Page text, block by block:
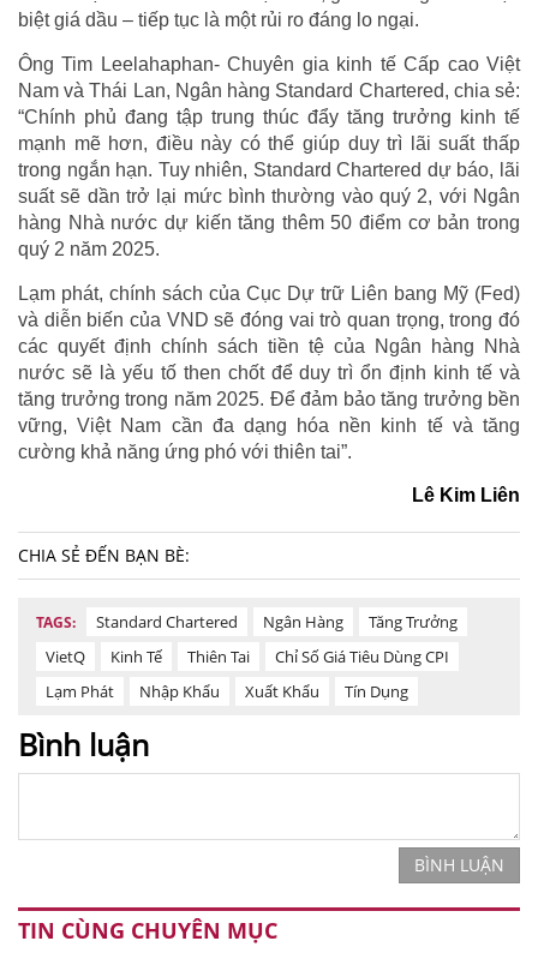
biệt giá dầu – tiếp tục là một rủi ro đáng lo ngại.
Ông Tim Leelahaphan- Chuyên gia kinh tế Cấp cao Việt
Nam và Thái Lan, Ngân hàng Standard Chartered, chia sẻ:
“Chính phủ đang tập trung thúc đẩy tăng trưởng kinh tế
mạnh mẽ hơn, điều này có thể giúp duy trì lãi suất thấp
trong ngắn hạn. Tuy nhiên, Standard Chartered dự báo, lãi
suất sẽ dần trở lại mức bình thường vào quý 2, với Ngân
hàng Nhà nước dự kiến tăng thêm 50 điểm cơ bản trong
quý 2 năm 2025.
Lạm phát, chính sách của Cục Dự trữ Liên bang Mỹ (Fed)
và diễn biến của VND sẽ đóng vai trò quan trọng, trong đó
các quyết định chính sách tiền tệ của Ngân hàng Nhà
nước sẽ là yếu tố then chốt để duy trì ổn định kinh tế và
tăng trưởng trong năm 2025. Để đảm bảo tăng trưởng bền
vững, Việt Nam cần đa dạng hóa nền kinh tế và tăng
cường khả năng ứng phó với thiên tai”.
Lê Kim Liên
CHIA SẺ ĐẾN BẠN BÈ:
TAGS: Standard Chartered Ngân Hàng
Tăng Trưởng
VietQ
Kinh Tế Thiên Tai
Chỉ Số Giá Tiêu Dùng CPI
Lạm Phát
Nhập Khẩu Xuất Khẩu Tín Dụng
Bình luận
BÌNH LUẬN
TIN CÙNG CHUYÊN MỤC